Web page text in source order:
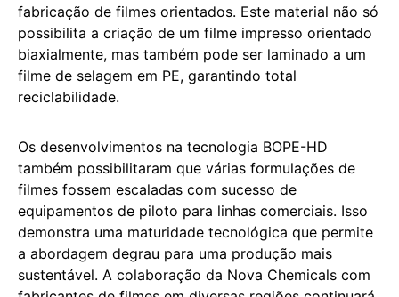
fabricação de filmes orientados. Este material não só
possibilita a criação de um filme impresso orientado
biaxialmente, mas também pode ser laminado a um
filme de selagem em PE, garantindo total
reciclabilidade.
Os desenvolvimentos na tecnologia BOPE-HD
também possibilitaram que várias formulações de
filmes fossem escaladas com sucesso de
equipamentos de piloto para linhas comerciais. Isso
demonstra uma maturidade tecnológica que permite
a abordagem degrau para uma produção mais
sustentável. A colaboração da Nova Chemicals com